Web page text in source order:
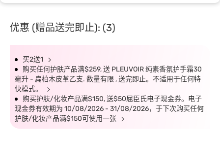
优惠 (赠品送完即止): (3)
买2送1
购买任何护肤产品满$259, 送 PLEUVOIR 纯素香氛护手霜30
毫升 - 扁柏木皮革乙支. 数量有限 , 送完即止。不适用于任何特
快模式。
购买护肤/化妆产品满$150, 送$50屈臣氏电子现金券。电子
现金券有效期为 10/08/2026 - 31/08/2026，于下次购买任何
护肤/化妆产品满$150可使用一张